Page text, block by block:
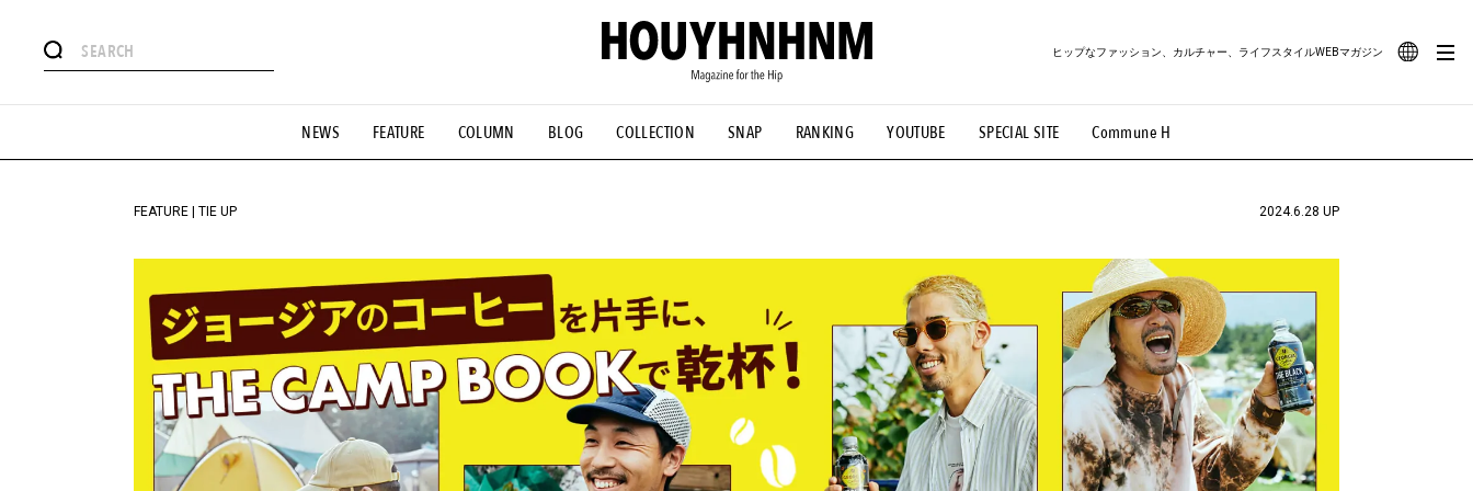
NEWS FEATURE COLUMN BLOG COLLECTION SNAP RANKING YOUTUBE SPECIAL SITE Commune H
ヒップなファッション、カルチャー、ライフスタイルWEBマガジン
#憧れの逸品 #ESSENTIAL DESIGNS #古着サミット #NEW VINTAGE #マイナーグッド図鑑 #路地裏てぃーん。 #MONTHLY JOURNAL
#GH 銘品の所以 #フイナムのYouTube #Commune H #FOCUS IT #AH.H #ととけん #FASHION #MUSIC #MOVIE #LIFESTYLE #SNEAKER #OUTDOOR
#HANDSOME HANDBOOK
FEATURE | TIE UP 2024.6.28 UP